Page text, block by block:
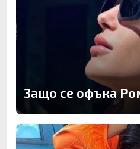
Защо се офъка